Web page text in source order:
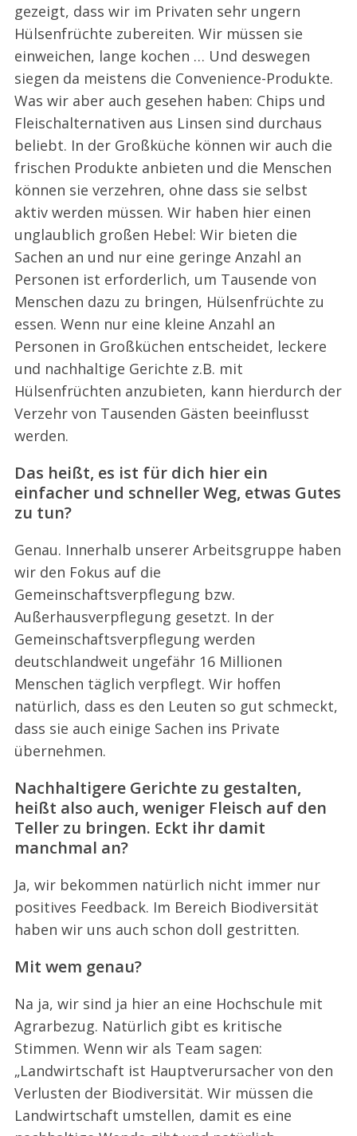
gezeigt, dass wir im Privaten sehr ungern
Hülsenfrüchte zubereiten. Wir müssen sie
einweichen, lange kochen … Und deswegen
siegen da meistens die Convenience-Produkte.
Was wir aber auch gesehen haben: Chips und
Fleischalternativen aus Linsen sind durchaus
beliebt. In der Großküche können wir auch die
frischen Produkte anbieten und die Menschen
können sie verzehren, ohne dass sie selbst
aktiv werden müssen. Wir haben hier einen
unglaublich großen Hebel: Wir bieten die
Sachen an und nur eine geringe Anzahl an
Personen ist erforderlich, um Tausende von
Menschen dazu zu bringen, Hülsenfrüchte zu
essen. Wenn nur eine kleine Anzahl an
Personen in Großküchen entscheidet, leckere
und nachhaltige Gerichte z.B. mit
Hülsenfrüchten anzubieten, kann hierdurch der
Verzehr von Tausenden Gästen beeinflusst
werden.
Das heißt, es ist für dich hier ein
einfacher und schneller Weg, etwas Gutes
zu tun?
Genau. Innerhalb unserer Arbeitsgruppe haben
wir den Fokus auf die
Gemeinschaftsverpflegung bzw.
Außerhausverpflegung gesetzt. In der
Gemeinschaftsverpflegung werden
deutschlandweit ungefähr 16 Millionen
Menschen täglich verpflegt. Wir hoffen
natürlich, dass es den Leuten so gut schmeckt,
dass sie auch einige Sachen ins Private
übernehmen.
Nachhaltigere Gerichte zu gestalten,
heißt also auch, weniger Fleisch auf den
Teller zu bringen. Eckt ihr damit
manchmal an?
Ja, wir bekommen natürlich nicht immer nur
positives Feedback. Im Bereich Biodiversität
haben wir uns auch schon doll gestritten.
Mit wem genau?
Na ja, wir sind ja hier an eine Hochschule mit
Agrarbezug. Natürlich gibt es kritische
Stimmen. Wenn wir als Team sagen:
„Landwirtschaft ist Hauptverursacher von den
Verlusten der Biodiversität. Wir müssen die
Landwirtschaft umstellen, damit es eine
S
e
r
c
h
f
r
: